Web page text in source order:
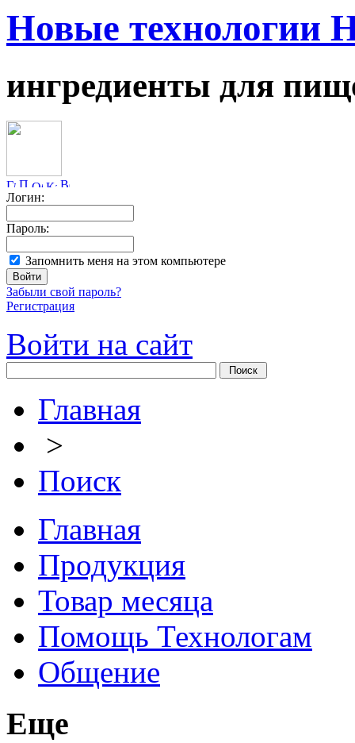
Новые технологии
ингредиенты для
Логин:
Пароль:
Запомнить меня на этом компьютере
Забыли свой пароль?
Регистрация
Войти на сайт
Главная
>
Поиск
Главная
Продукция
Товар месяца
Помощь Технологам
Общение
Еще